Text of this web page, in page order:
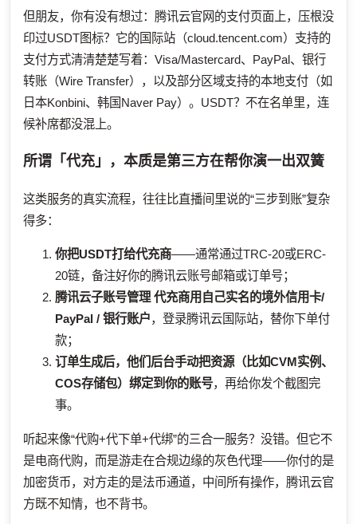
但朋友，你有没有想过：腾讯云官网的支付页面上，压根没
印过USDT图标？它的国际站（cloud.tencent.com）支持的
支付方式清清楚楚写着：Visa/Mastercard、PayPal、银行
转账（Wire Transfer），以及部分区域支持的本地支付（如
日本Konbini、韩国Naver Pay）。USDT？不在名单里，连
候补席都没混上。
所谓「代充」，本质是第三方在帮你演一出双簧
这类服务的真实流程，往往比直播间里说的“三步到账”复杂
得多：
你把USDT打给代充商——通常通过TRC-20或ERC-
20链，备注好你的腾讯云账号邮箱或订单号；
腾讯云子账号管理 代充商用自己实名的境外信用卡/
PayPal / 银行账户，登录腾讯云国际站，替你下单付
款；
订单生成后，他们后台手动把资源（比如CVM实例、
COS存储包）绑定到你的账号，再给你发个截图完
事。
听起来像“代购+代下单+代绑”的三合一服务？没错。但它不
是电商代购，而是游走在合规边缘的灰色代理——你付的是
加密货币，对方走的是法币通道，中间所有操作，腾讯云官
方既不知情，也不背书。